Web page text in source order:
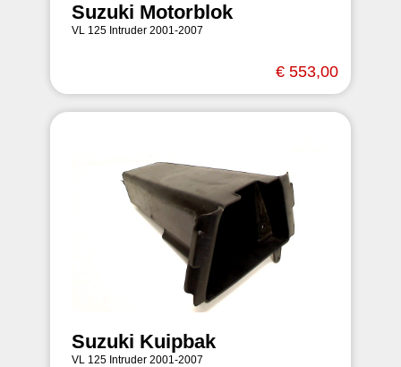
Suzuki Motorblok
VL 125 Intruder 2001-2007
€ 553,00
Suzuki Kuipbak
VL 125 Intruder 2001-2007